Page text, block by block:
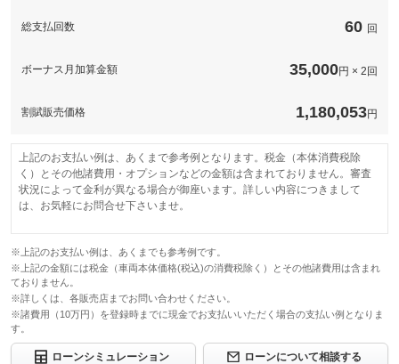
総支払回数 60 回
ボーナス月加算金額 35,000円 × 2回
割賦販売価格 1,180,053円
上記のお支払い例は、あくまで参考例となります。税金（本体消費税除
く）とその他諸費用・オプションなどの金額は含まれておりません。審査
状況によって金利が異なる場合が御座います。詳しい内容につきまして
は、お気軽にお問合せ下さいませ。
※上記のお支払い例は、あくまでも参考例です。
※上記の金額には税金（車両本体価格(税込)の消費税除く）とその他諸費用は含まれ
ておりません。
※詳しくは、各販売店までお問い合わせください。
※諸費用（10万円）を登録時までに現金でお支払いいただく場合の支払い例となりま
す。
ローンシミュレーション ローンについて相談する